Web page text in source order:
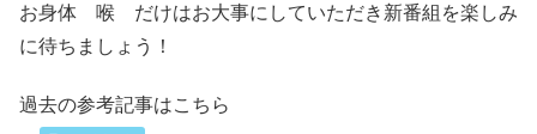
お身体 喉 だけはお大事にしていただき新番組を楽しみ
に待ちましょう！
過去の参考記事はこちら